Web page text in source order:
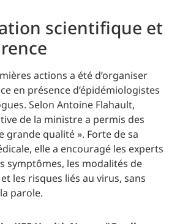
scientifique et
actions a été d’organiser
en présence d’épidémiologistes
Selon Antoine Flahault,
de la ministre a permis des
grande qualité ». Forte de sa
elle a encouragé les experts
symptômes, les modalités de
les risques liés au virus, sans
parole.